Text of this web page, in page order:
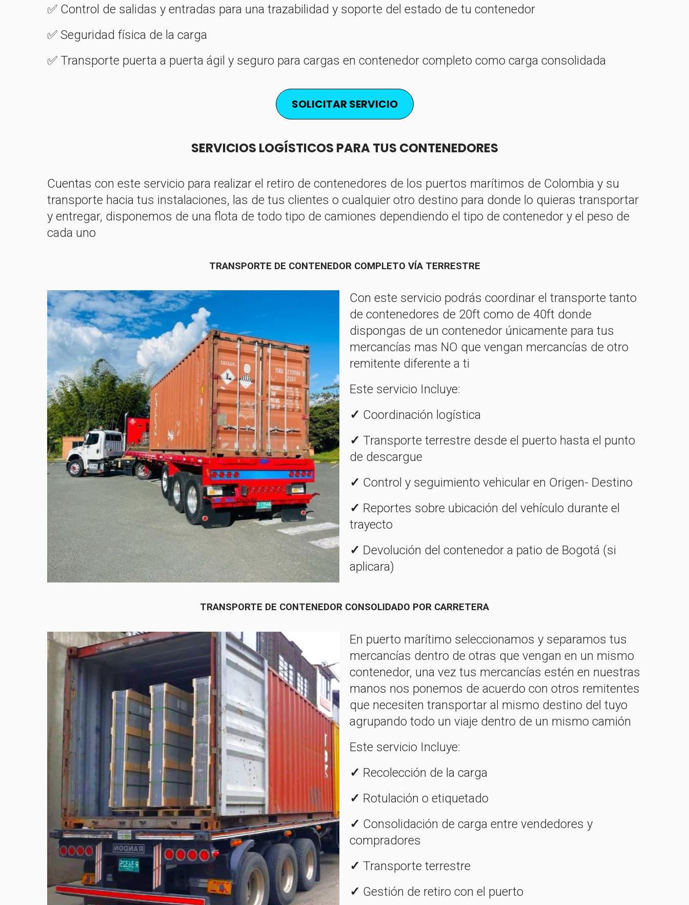
✅ Control de salidas y entradas para una trazabilidad y soporte del estado de tu contenedor
✅ Seguridad física de la carga
✅ Transporte puerta a puerta ágil y seguro para cargas en contenedor completo como carga consolidada
SOLICITAR SERVICIO
SERVICIOS LOGÍSTICOS PARA TUS CONTENEDORES
Cuentas con este servicio para realizar el retiro de contenedores de los puertos marítimos de Colombia y su
transporte hacia tus instalaciones, las de tus clientes o cualquier otro destino para donde lo quieras transportar
y entregar, disponemos de una flota de todo tipo de camiones dependiendo el tipo de contenedor y el peso de
cada uno
TRANSPORTE DE CONTENEDOR COMPLETO VÍA TERRESTRE
Con este servicio podrás coordinar el transporte tanto
de contenedores de 20ft como de 40ft donde
dispongas de un contenedor únicamente para tus
mercancías mas NO que vengan mercancías de otro
remitente diferente a ti
Este servicio Incluye:
✓ Coordinación logística
✓ Transporte terrestre desde el puerto hasta el punto
de descargue
✓ Control y seguimiento vehicular en Origen- Destino
✓ Reportes sobre ubicación del vehículo durante el
trayecto
✓ Devolución del contenedor a patio de Bogotá (si
aplicara)
TRANSPORTE DE CONTENEDOR CONSOLIDADO POR CARRETERA
En puerto marítimo seleccionamos y separamos tus
mercancías dentro de otras que vengan en un mismo
contenedor, una vez tus mercancías estén en nuestras
manos nos ponemos de acuerdo con otros remitentes
que necesiten transportar al mismo destino del tuyo
agrupando todo un viaje dentro de un mismo camión
Este servicio Incluye:
✓ Recolección de la carga
✓ Rotulación o etiquetado
✓ Consolidación de carga entre vendedores y
compradores
✓ Transporte terrestre
✓ Gestión de retiro con el puerto